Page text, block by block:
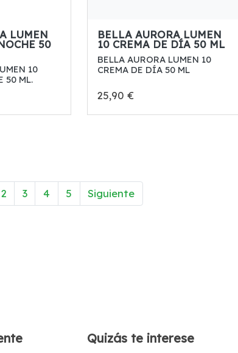
LUMEN
50
10
50 ML.
BELLA AURORA LUMEN
10 CREMA DE DÍA 50 ML
BELLA AURORA LUMEN 10
CREMA DE DÍA 50 ML
25,90 €
2 3 4 5 Siguiente
Quizás te interese